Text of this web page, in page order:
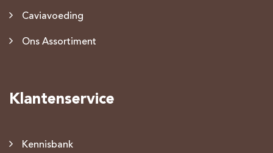
Caviavoeding
Ons Assortiment
Klantenservice
Kennisbank